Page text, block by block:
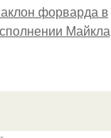
форварда в
Майкла
вызов